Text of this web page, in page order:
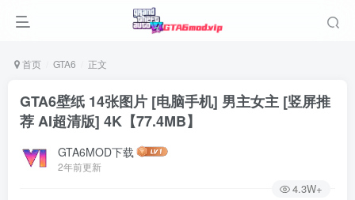
首页 GTA6 正文
GTA6壁纸 14张图片 [电脑手机] 男主女主 [竖屏推
荐 AI超清版] 4K【77.4MB】
GTA6MOD下载
2年前更新
4.3W+